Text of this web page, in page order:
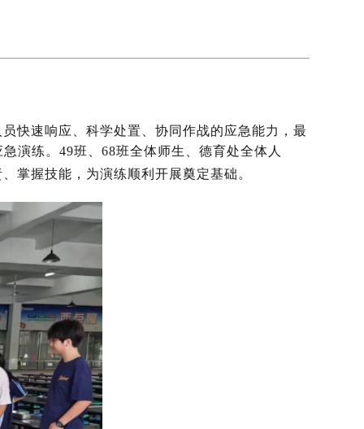
快速响应、科学处置、协同作战的应急能力，最
演练。49班、68班全体师生、德育处全体人
掌握技能，为演练顺利开展奠定基础。